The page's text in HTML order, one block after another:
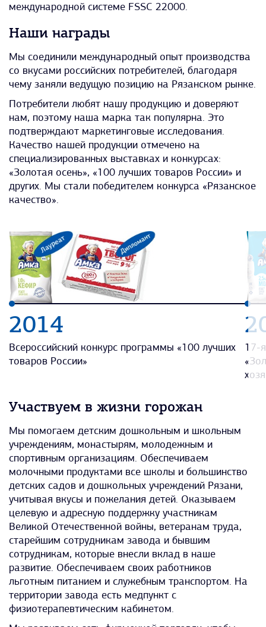
международной системе FSSC 22000.
Наши награды
Мы соединили международный опыт производства
со вкусами российских потребителей, благодаря
чему заняли ведущую позицию на Рязанском рынке.
Потребители любят нашу продукцию и доверяют
нам, поэтому наша марка так популярна. Это
подтверждают маркетинговые исследования.
Качество нашей продукции отмечено на
специализированных выставках и конкурсах:
«Золотая осень», «100 лучших товаров России» и
других. Мы стали победителем конкурса «Рязанское
качество».
2014
Всероссийский конкурс программы «100 лучших
товаров России»
17-
Участвуем в жизни горожан
Мы помогаем детским дошкольным и школьным
учреждениям, монастырям, молодежным и
спортивным организациям. Обеспечиваем
молочными продуктами все школы и большинство
детских садов и дошкольных учреждений Рязани,
учитывая вкусы и пожелания детей. Оказываем
целевую и адресную поддержку участникам
Великой Отечественной войны, ветеранам труда,
старейшим сотрудникам завода и бывшим
сотрудникам, которые внесли вклад в наше
развитие. Обеспечиваем своих работников
льготным питанием и служебным транспортом. На
территории завода есть медпункт с
физиотерапевтическим кабинетом.